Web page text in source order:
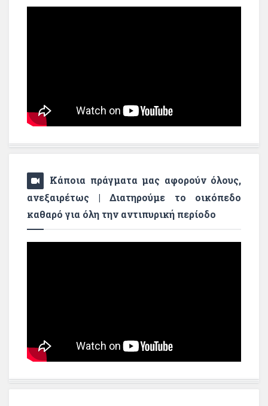
Κάποια πράγματα μας αφορούν όλους,
ανεξαιρέτως | Διατηρούμε το οικόπεδο
καθαρό για όλη την αντιπυρική περίοδο